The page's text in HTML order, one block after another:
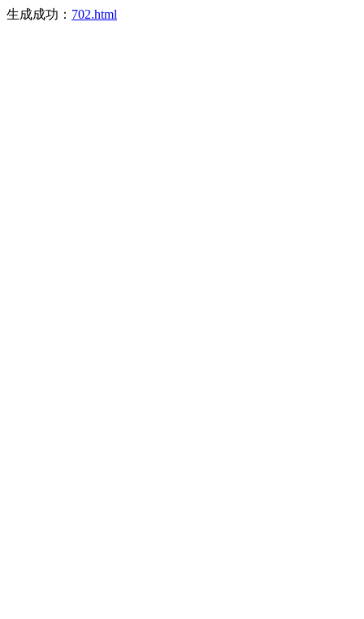
生成成功： 702.html